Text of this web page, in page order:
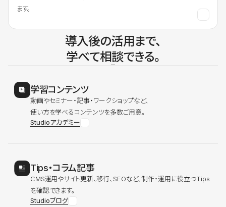
ます。
導入後の活用まで、
学べて相談できる。
学習コンテンツ
動画やセミナー・記事・ワークショップなど、
使い方を学べるコンテンツを多数ご用意。
Studioアカデミー
Tips・コラム記事
CMS運用やサイト更新、移行、SEOなど、制作・運用に役立つTips
を確認できます。
Studioブログ